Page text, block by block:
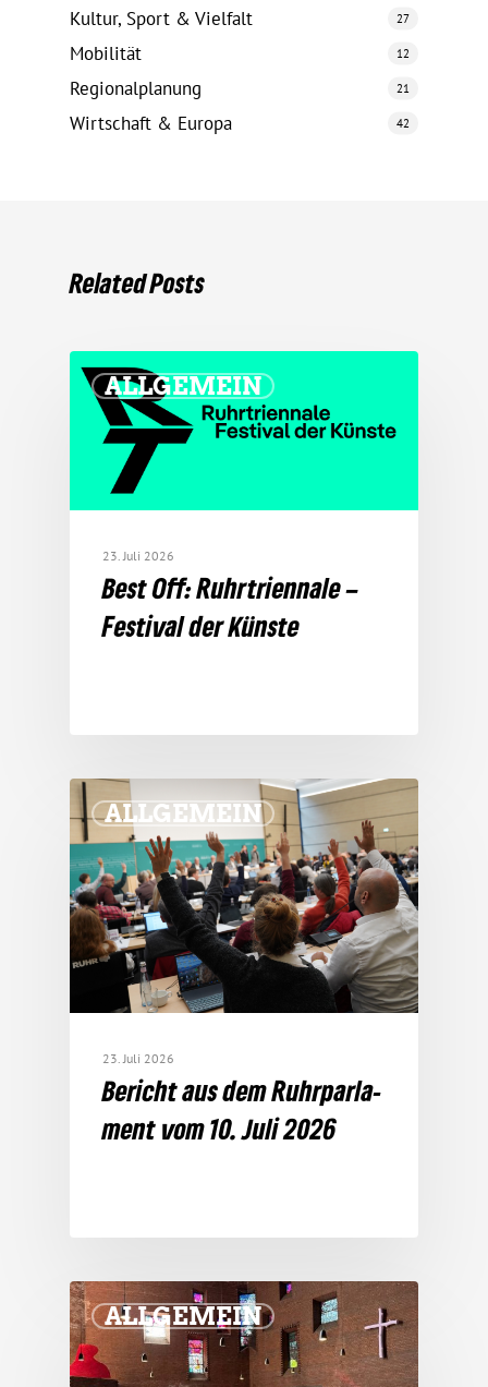
Kultur, Sport & Vielfalt 27
Mobilität 12
Regionalplanung 21
Wirtschaft & Europa 42
Related Posts
ALLGEMEIN
23. Juli 2026
Best Off: Ruhr­tri­en­nale –
Festival der Künste
ALLGEMEIN
23. Juli 2026
Bericht aus dem Ruhr­par­la­
ment vom 10. Juli 2026
ALLGEMEIN